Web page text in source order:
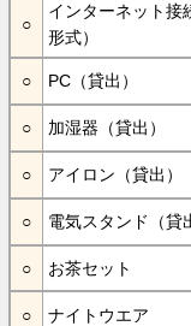
インターネット接
形式）
PC（貸出）
加湿器（貸出）
アイロン（貸出）
電気スタンド（貸
お茶セット
ナイトウエア